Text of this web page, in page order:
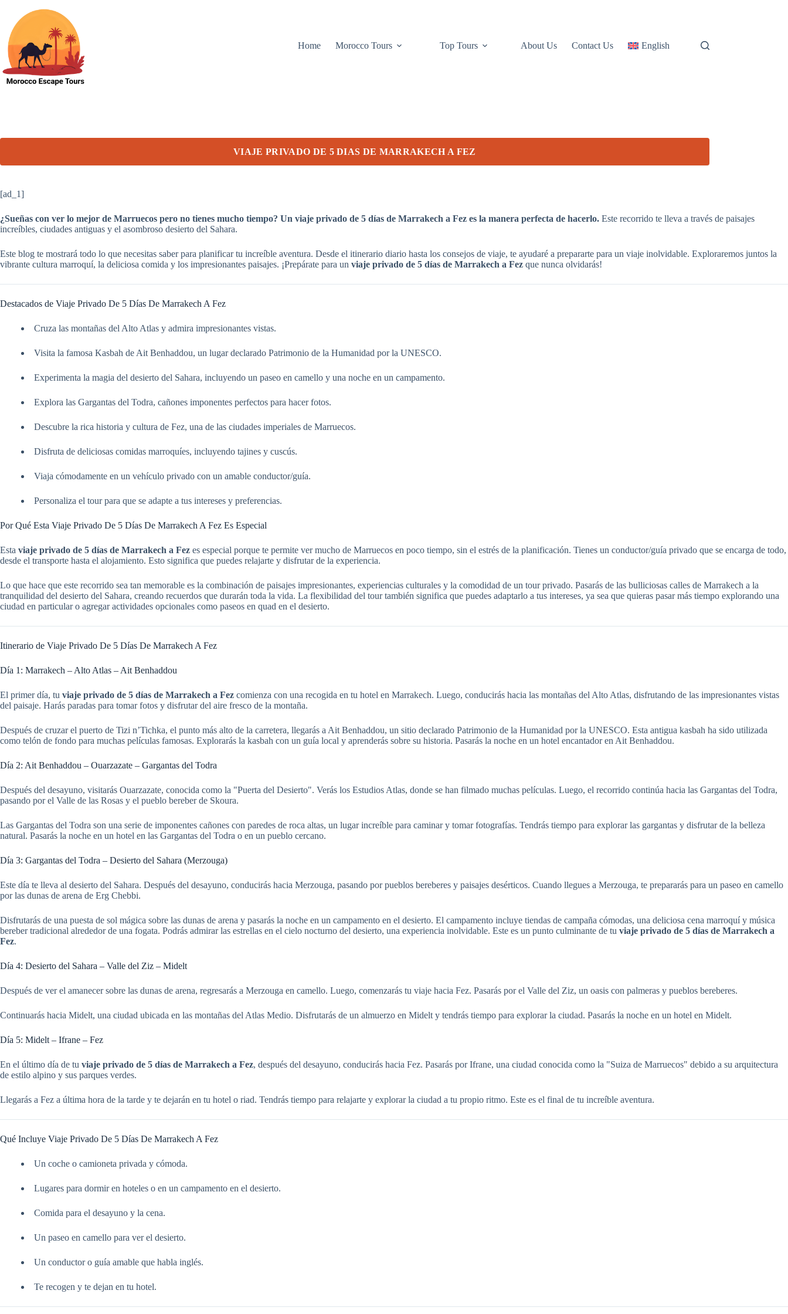
content
Home
Morocco Tours Top Tours About Us Contact Us English
VIAJE PRIVADO DE 5 DIAS DE MARRAKECH A FEZ
[ad_1]
¿Sueñas con ver lo mejor de Marruecos pero no tienes mucho tiempo? Un viaje privado de 5 días de Marrakech a Fez es la manera perfecta de hacerlo. Este recorrido te lleva a través de paisajes
increíbles, ciudades antiguas y el asombroso desierto del Sahara.
Este blog te mostrará todo lo que necesitas saber para planificar tu increíble aventura. Desde el itinerario diario hasta los consejos de viaje, te ayudaré a prepararte para un viaje inolvidable. Exploraremos juntos la
vibrante cultura marroquí, la deliciosa comida y los impresionantes paisajes. ¡Prepárate para un viaje privado de 5 días de Marrakech a Fez que nunca olvidarás!
Destacados de Viaje Privado De 5 Días De Marrakech A Fez
Cruza las montañas del Alto Atlas y admira impresionantes vistas.
Visita la famosa Kasbah de Ait Benhaddou, un lugar declarado Patrimonio de la Humanidad por la UNESCO.
Experimenta la magia del desierto del Sahara, incluyendo un paseo en camello y una noche en un campamento.
Explora las Gargantas del Todra, cañones imponentes perfectos para hacer fotos.
Descubre la rica historia y cultura de Fez, una de las ciudades imperiales de Marruecos.
Disfruta de deliciosas comidas marroquíes, incluyendo tajines y cuscús.
Viaja cómodamente en un vehículo privado con un amable conductor/guía.
Personaliza el tour para que se adapte a tus intereses y preferencias.
Por Qué Esta Viaje Privado De 5 Días De Marrakech A Fez Es Especial
Esta viaje privado de 5 días de Marrakech a Fez es especial porque te permite ver mucho de Marruecos en poco tiempo, sin el estrés de la planificación. Tienes un conductor/guía privado que se encarga de todo,
desde el transporte hasta el alojamiento. Esto significa que puedes relajarte y disfrutar de la experiencia.
Lo que hace que este recorrido sea tan memorable es la combinación de paisajes impresionantes, experiencias culturales y la comodidad de un tour privado. Pasarás de las bulliciosas calles de Marrakech a la
tranquilidad del desierto del Sahara, creando recuerdos que durarán toda la vida. La flexibilidad del tour también significa que puedes adaptarlo a tus intereses, ya sea que quieras pasar más tiempo explorando una
ciudad en particular o agregar actividades opcionales como paseos en quad en el desierto.
Itinerario de Viaje Privado De 5 Días De Marrakech A Fez
Día 1: Marrakech – Alto Atlas – Ait Benhaddou
El primer día, tu viaje privado de 5 días de Marrakech a Fez comienza con una recogida en tu hotel en Marrakech. Luego, conducirás hacia las montañas del Alto Atlas, disfrutando de las impresionantes vistas
del paisaje. Harás paradas para tomar fotos y disfrutar del aire fresco de la montaña.
Después de cruzar el puerto de Tizi n’Tichka, el punto más alto de la carretera, llegarás a Ait Benhaddou, un sitio declarado Patrimonio de la Humanidad por la UNESCO. Esta antigua kasbah ha sido utilizada
como telón de fondo para muchas películas famosas. Explorarás la kasbah con un guía local y aprenderás sobre su historia. Pasarás la noche en un hotel encantador en Ait Benhaddou.
Día 2: Ait Benhaddou – Ouarzazate – Gargantas del Todra
Después del desayuno, visitarás Ouarzazate, conocida como la "Puerta del Desierto". Verás los Estudios Atlas, donde se han filmado muchas películas. Luego, el recorrido continúa hacia las Gargantas del Todra,
pasando por el Valle de las Rosas y el pueblo bereber de Skoura.
Las Gargantas del Todra son una serie de imponentes cañones con paredes de roca altas, un lugar increíble para caminar y tomar fotografías. Tendrás tiempo para explorar las gargantas y disfrutar de la belleza
natural. Pasarás la noche en un hotel en las Gargantas del Todra o en un pueblo cercano.
Día 3: Gargantas del Todra – Desierto del Sahara (Merzouga)
Este día te lleva al desierto del Sahara. Después del desayuno, conducirás hacia Merzouga, pasando por pueblos bereberes y paisajes desérticos. Cuando llegues a Merzouga, te prepararás para un paseo en camello
por las dunas de arena de Erg Chebbi.
Disfrutarás de una puesta de sol mágica sobre las dunas de arena y pasarás la noche en un campamento en el desierto. El campamento incluye tiendas de campaña cómodas, una deliciosa cena marroquí y música
bereber tradicional alrededor de una fogata. Podrás admirar las estrellas en el cielo nocturno del desierto, una experiencia inolvidable. Este es un punto culminante de tu viaje privado de 5 días de Marrakech a
Fez.
Día 4: Desierto del Sahara – Valle del Ziz – Midelt
Después de ver el amanecer sobre las dunas de arena, regresarás a Merzouga en camello. Luego, comenzarás tu viaje hacia Fez. Pasarás por el Valle del Ziz, un oasis con palmeras y pueblos bereberes.
Continuarás hacia Midelt, una ciudad ubicada en las montañas del Atlas Medio. Disfrutarás de un almuerzo en Midelt y tendrás tiempo para explorar la ciudad. Pasarás la noche en un hotel en Midelt.
Día 5: Midelt – Ifrane – Fez
En el último día de tu viaje privado de 5 días de Marrakech a Fez, después del desayuno, conducirás hacia Fez. Pasarás por Ifrane, una ciudad conocida como la "Suiza de Marruecos" debido a su arquitectura
de estilo alpino y sus parques verdes.
Llegarás a Fez a última hora de la tarde y te dejarán en tu hotel o riad. Tendrás tiempo para relajarte y explorar la ciudad a tu propio ritmo. Este es el final de tu increíble aventura.
Qué Incluye Viaje Privado De 5 Días De Marrakech A Fez
Un coche o camioneta privada y cómoda.
Lugares para dormir en hoteles o en un campamento en el desierto.
Comida para el desayuno y la cena.
Un paseo en camello para ver el desierto.
Un conductor o guía amable que habla inglés.
Te recogen y te dejan en tu hotel.